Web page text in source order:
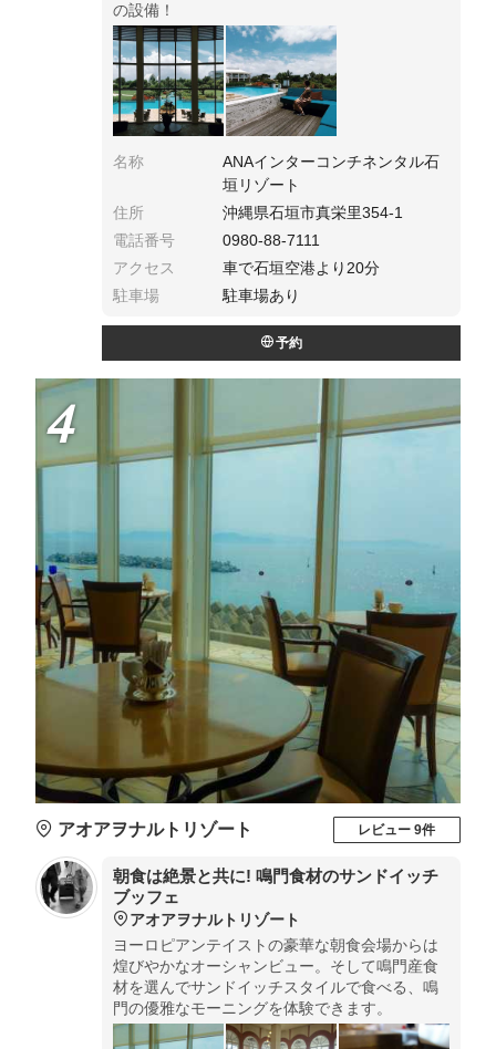
の設備！
名称
ANAインターコンチネンタル石
垣リゾート
住所
沖縄県石垣市真栄里354-1
電話番号
0980-88-7111
アクセス
車で石垣空港より20分
駐車場
駐車場あり
予約
4
アオアヲナルトリゾート レビュー 9件
朝食は絶景と共に! 鳴門食材のサンドイッチ
ブッフェ
アオアヲナルトリゾート
ヨーロピアンテイストの豪華な朝食会場からは
煌びやかなオーシャンビュー。そして鳴門産食
材を選んでサンドイッチスタイルで食べる、鳴
門の優雅なモーニングを体験できます。